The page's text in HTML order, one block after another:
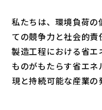
私たちは、環境負荷の
ての競争力と社会的責
製造工程における省エ
ものがもたらす省エ
現と持続可能な産業の